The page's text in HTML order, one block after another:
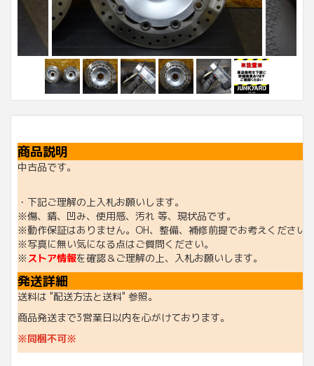
商品説明
中古品です。
・下記ご理解の上入札お願いします。
※傷、錆、凹み、使用感、汚れ 等、現状品です。
※動作保証はありません。OH、整備、補修前提でお考えください
※写真に無い気になる点はご質問ください。
※ストア情報を確認＆ご理解の上、入札お願いします。
発送詳細
送料は "配送方法と送料" 参照。
商品発送まで3営業日以内を心がけております。
※同梱不可※